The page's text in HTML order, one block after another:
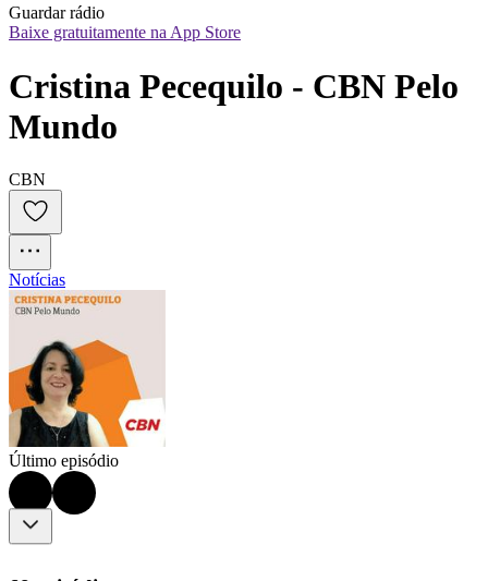
Guardar rádio
Baixe gratuitamente na App Store
Cristina Pecequilo - CBN Pelo
Mundo
CBN
Notícias
Último episódio